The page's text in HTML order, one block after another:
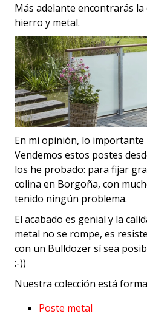
Más adelante encontrarás
hierro y metal.
En mi opinión, lo importante
Vendemos estos postes
los he probado: para fijar
colina en Borgoña, con
tenido ningún problema.
El acabado es genial y la
metal no se rompe, es
con un Bulldozer sí sea
:-))
Nuestra colección está
Poste metal